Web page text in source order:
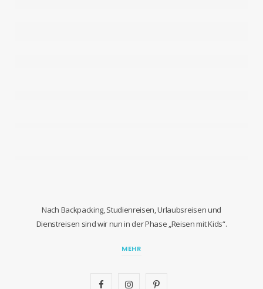
Nach Backpacking, Studienreisen, Urlaubsreisen und
Dienstreisen sind wir nun in der Phase „Reisen mit Kids“.
MEHR
F I P